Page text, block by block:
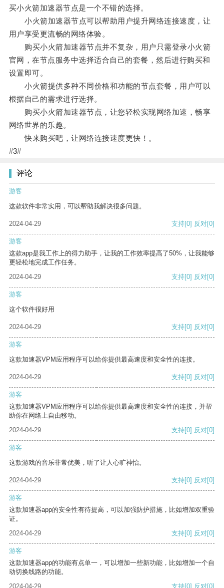
买小火箭加速器节点是一个不错的选择。
小火箭加速器节点可以帮助用户提升网络连接速度，让
用户享受更流畅的网络体验。
购买小火箭加速器节点并不复杂，用户只需登录小火箭
官网，在节点服务中选择适合自己的套餐，然后进行购买和
设置即可。
小火箭提供多种不同价格和功能的节点套餐，用户可以
根据自己的需求进行选择。
购买小火箭加速器节点，让您轻松实现网络加速，畅享
网络世界的乐趣。
快来购买吧，让网络连接速度更快！。
#3#
评论
游客
这款软件非常实用，可以帮助我解决很多问题。
2024-04-29 支持[0] 反对[0]
游客
这款app是我工作上的得力助手，让我的工作效率提高了50%，让我能够
更轻松地完成工作任务。
2024-04-29
支持[0] 反对[0]
游客
这个软件很好用
2024-04-29 支持[0] 反对[0]
游客
这款加速器VPM应用程序可以给你提供最高速度和安全性的连接。
2024-04-29 支持[0] 反对[0]
游客
这款加速器VPM应用程序可以给你提供最高速度和安全性的连接，并帮
助你在网络上自由移动。
2024-04-29
支持[0] 反对[0]
游客
这款游戏的音乐非常优美，听了让人心旷神怡。
2024-04-29 支持[0] 反对[0]
游客
这款加速器app的安全性有待提高，可以加强防护措施，比如增加双重验
证。
2024-04-29
支持[0] 反对[0]
游客
这款加速器app的功能有点单一，可以增加一些新功能，比如增加一个自
动切换线路的功能。
2024-04-29
支持[0] 反对[0]